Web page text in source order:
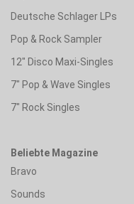
Deutsche Schlager LPs
Pop & Rock Sampler
12" Disco Maxi-Singles
7" Pop & Wave Singles
7" Rock Singles
Beliebte Magazine
Bravo
Sounds